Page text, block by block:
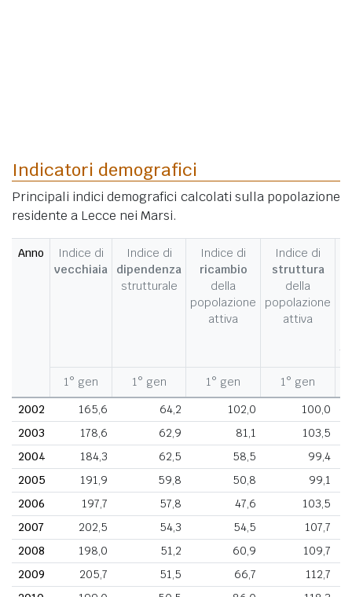
Indicatori demografici
Principali indici demografici calcolati sulla popolazione
residente a Lecce nei Marsi.
Anno
Indice di
vecchiaia
Indice di
dipendenza
strutturale
Indice di
ricambio
della
popolazione
attiva
Indice di
struttura
della
popolazione
attiva
1° gen 1° gen 1° gen 1° gen
2002
165,6 64,2 102,0
100,0
2003
178,6 62,9 81,1
103,5
2004
184,3 62,5 58,5
99,4
2005
191,9 59,8 50,8
99,1
2006
197,7 57,8 47,6
103,5
2007
202,5 54,3 54,5
107,7
2008
198,0 51,2 60,9
109,7
2009
205,7 51,5 66,7
112,7